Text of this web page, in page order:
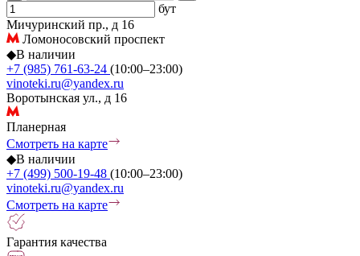
бут
Мичуринский пр., д 16
Ломоносовский проспект
◆В наличии
+7 (985) 761-63-24 (10:00–23:00)
vinoteki.ru@yandex.ru
Воротынская ул., д 16
Планерная
Смотреть на карте
◆В наличии
+7 (499) 500-19-48 (10:00–23:00)
vinoteki.ru@yandex.ru
Смотреть на карте
Гарантия качества